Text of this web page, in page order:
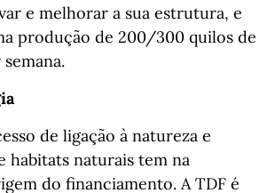
e melhorar a sua estrutura, e
produção de 200/300 quilos de
de ligação à natureza e
habitats naturais tem na
do financiamento. A TDF é